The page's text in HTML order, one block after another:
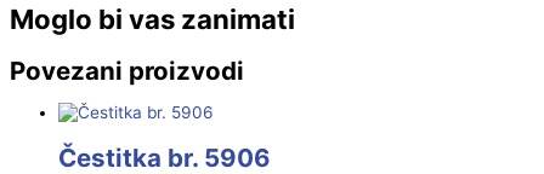
Moglo bi vas zanimati
Povezani proizvodi
Čestitka br. 5906